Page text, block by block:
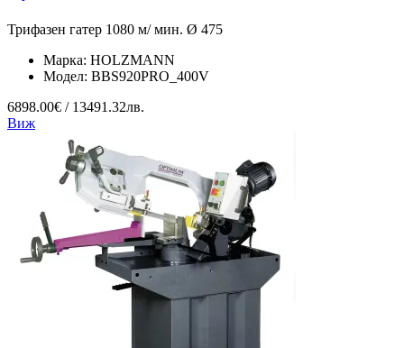
Трифазен гатер 1080 м/ мин. Ø 475
Марка: HOLZMANN
Модел: BBS920PRO_400V
6898.00€ / 13491.32лв.
Виж